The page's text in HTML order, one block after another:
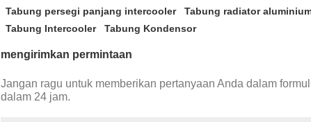
Tabung persegi panjang intercooler
Tabung radiator
Tabung Intercooler
Tabung Kondensor
mengirimkan permintaan
Jangan ragu untuk memberikan pertanyaan Anda dalam
dalam 24 jam.